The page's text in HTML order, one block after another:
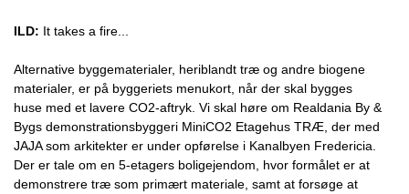
ILD: It takes a fire...
Alternative byggematerialer, heriblandt træ og andre biogene
materialer, er på byggeriets menukort, når der skal bygges
huse med et lavere CO2-aftryk. Vi skal høre om Realdania By &
Bygs demonstrationsbyggeri MiniCO2 Etagehus TRÆ, der med
JAJA som arkitekter er under opførelse i Kanalbyen Fredericia.
Der er tale om en 5-etagers boligejendom, hvor formålet er at
demonstrere træ som primært materiale, samt at forsøge at